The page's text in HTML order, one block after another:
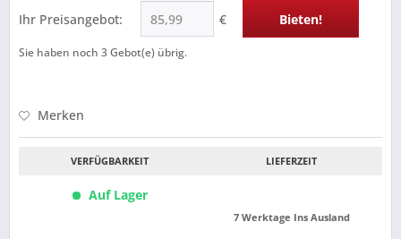
Ihr Preisangebot: € Bieten!
Sie haben noch 3Gebot(e) übrig.
Merken
VERFÜGBARKEIT
Auf Lager
LIEFERZEIT
7 Werktage Ins Ausland